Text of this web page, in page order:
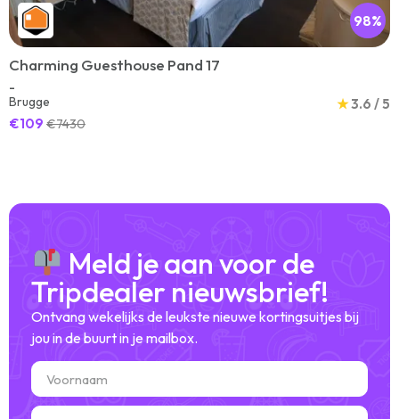
98%
Charming Guesthouse Pand 17
-
Brugge
★3.6 / 5
€109 €7430
Meld je aan voor de
Tripdealer nieuwsbrief!
Ontvang wekelijks de leukste nieuwe kortingsuitjes bij
jou in de buurt in je mailbox.